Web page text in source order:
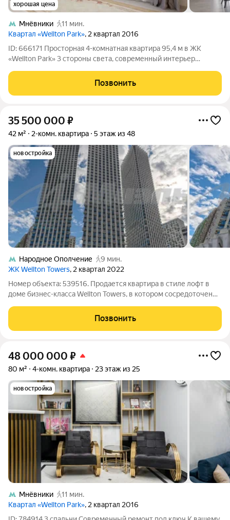
хорошая цена
Мнёвники
11 мин.
Квартал «Wellton Park», 2 квартал 2016
ID: 666171 Просторная 4-комнатная квартира 95,4 м в ЖК
«Wellton Park» 3 стороны света, современный интерьер
меблировкой. Панорамные окна и продуманная планировка
делают эту квартиру идеальным
Позвонить
35 500 000 ₽
42 м² 2-комн. квартира 5 этаж из 48
новостройка
Народное Ополчение
9 мин.
ЖК Wellton Towers, 2 квартал 2022
Номер объекта: 539516. Продается квартира в стиле лофт в
доме бизнес-класса Wellton Towers, в котором сосредоточены
мысли. Интерьеры дома придуманы современным британским
дизайнером Константиной
Позвонить
48 000 000 ₽
80 м² 4-комн. квартира 23 этаж из 25
новостройка
Мнёвники
11 мин.
Квартал «Wellton Park», 2 квартал 2016